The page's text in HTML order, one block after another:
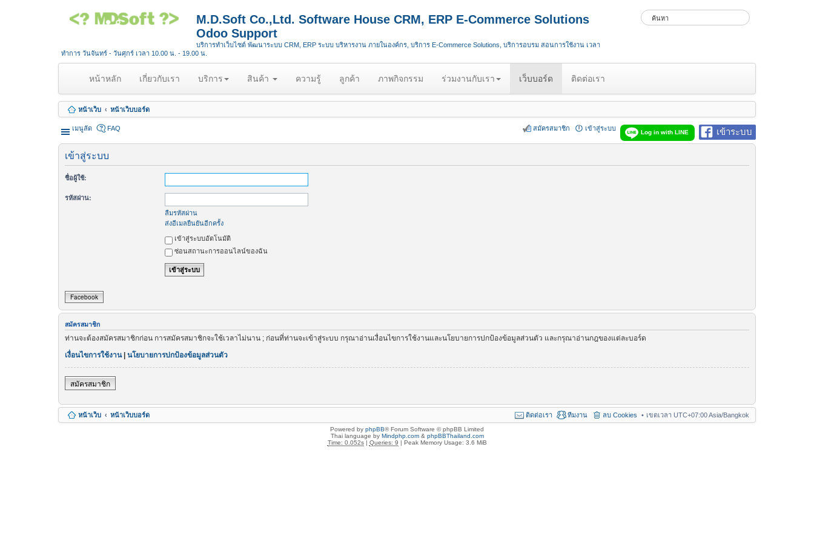
M.D.Soft Co.,Ltd. Software House CRM, ERP E-Commerce Solutions
Odoo Support
บริการทำเว็บไซต์ พัฒนาระบบ CRM, ERP ระบบ บริหารงาน ภายในองค์กร, บริการ E-Commerce Solutions, บริการอบรม สอนการใช้งาน เวลา
ทำการ วันจันทร์ - วันศุกร์ เวลา 10.00 น. - 19.00 น.
หน้าหลัก(
u
r
เกี่ยวกับเรา บริการ สินค้า ความรู้ ลูกค้า ภาพกิจกรรม ร่วมงานกับเรา เว็บบอร์ด ติดต่อเรา
หน้าเว็บ หน้าเว็บบอร์ด
เมนูลัด เข้าระบบ
Log in with LINE
FAQ เข้าสู่ระบบ
สมัครสมาชิก
เข้าสู่ระบบ
ชื่อผู้ใช้:
รหัสผ่าน:
ลืมรหัสผ่าน
ส่งอีเมลยืนยันอีกครั้ง
เข้าสู่ระบบอัตโนมัติ
ซ่อนสถานะการออนไลน์ของฉัน
Facebook
สมัครสมาชิก
ท่านจะต้องสมัครสมาชิกก่อน การสมัครสมาชิกจะใช้เวลาไม่นาน ; ก่อนที่ท่านจะเข้าสู่ระบบ กรุณาอ่านเงื่อนไขการใช้งานและนโยบายการปกป้องข้อมูลส่วนตัว และกรุณาอ่านกฎของแต่ละบอร์ด
เงื่อนไขการใช้งาน| นโยบายการปกป้องข้อมูลส่วนตัว
สมัครสมาชิก
หน้าเว็บ หน้าเว็บบอร์ด เขตเวลา UTC+07:00 Asia/Bangkok
ลบ Cookies
ทีมงาน
ติดต่อเรา
Powered by phpBB® Forum Software © phpBB Limited
Thai language by Mindphp.com& phpBBThailand.com
Time: 0.052s| Queries: 9 | Peak Memory Usage: 3.6 MiB